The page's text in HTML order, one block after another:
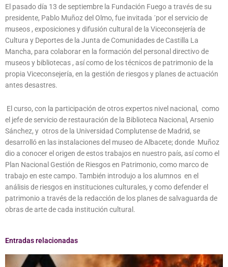
El pasado día 13 de septiembre la Fundación Fuego a través de su
presidente, Pablo Muñoz del Olmo, fue invitada ´por el servicio de
museos , exposiciones y difusión cultural de la Viceconsejería de
Cultura y Deportes de la Junta de Comunidades de Castilla La
Mancha, para colaborar en la formación del personal directivo de
museos y bibliotecas , así como de los técnicos de patrimonio de la
propia Viceconsejería, en la gestión de riesgos y planes de actuación
antes desastres.
El curso, con la participación de otros expertos nivel nacional, como
el jefe de servicio de restauración de la Biblioteca Nacional, Arsenio
Sánchez, y otros de la Universidad Complutense de Madrid, se
desarrolló en las instalaciones del museo de Albacete; donde Muñoz
dio a conocer el origen de estos trabajos en nuestro país, así como el
Plan Nacional Gestión de Riesgos en Patrimonio, como marco de
trabajo en este campo. También introdujo a los alumnos en el
análisis de riesgos en instituciones culturales, y como defender el
patrimonio a través de la redacción de los planes de salvaguarda de
obras de arte de cada institución cultural.
Entradas relacionadas